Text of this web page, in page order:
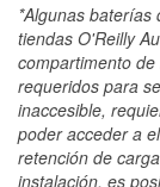
*Algunas baterías
tiendas O'Reilly
compartimento
requeridos para
inaccesible,
poder acceder a
retención de
instalación, es